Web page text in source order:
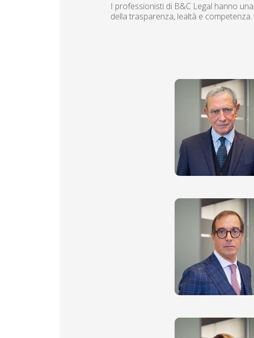
I professionisti di B&C Legal hanno
della trasparenza, lealtà e competenza.